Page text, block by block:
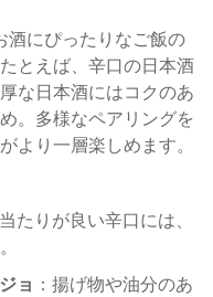
酒にぴったりなご飯の
とえば、辛口の日本酒
な日本酒にはコクのあ
。多様なペアリングを
より一層楽しめます。
たりが良い辛口には、
ョ ：揚げ物や油分のあ